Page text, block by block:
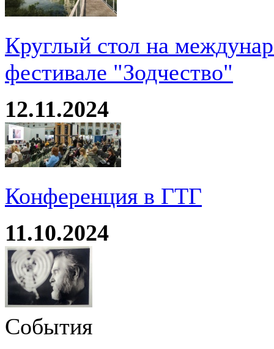
Круглый стол на
фестивале "Зодчество"
12.11.2024
Конференция в ГТГ
11.10.2024
События